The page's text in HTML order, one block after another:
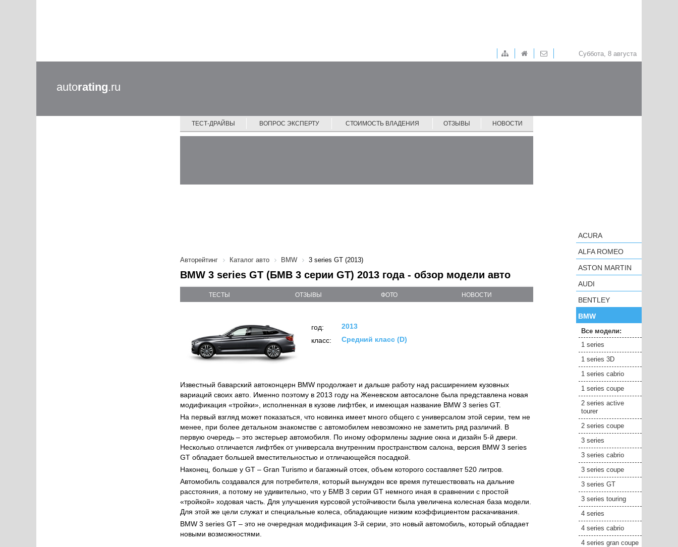
Суббота, 8 августа
autorating.ru
ТЕСТ-ДРАЙВЫ ВОПРОС ЭКСПЕРТУ СТОИМОСТЬ ВЛАДЕНИЯ ОТЗЫВЫ НОВОСТИ
Авторейтинг Каталог авто BMW 3 series GT (2013)
BMW 3 series GT (БМВ 3 серии GT) 2013 года - обзор модели авто
ТЕСТЫ ОТЗЫВЫ ФОТО НОВОСТИ
год:
2013
класс:
Средний класс (D)
Известный баварский автоконцерн BMW продолжает и дальше работу над расширением кузовных
вариаций своих авто. Именно поэтому в 2013 году на Женевском автосалоне была представлена новая
модификация «тройки», исполненная в кузове лифтбек, и имеющая название BMW 3 series GT.
На первый взгляд может показаться, что новинка имеет много общего с универсалом этой серии, тем не
менее, при более детальном знакомстве с автомобилем невозможно не заметить ряд различий. В
первую очередь – это экстерьер автомобиля. По иному оформлены задние окна и дизайн 5-й двери.
Несколько отличается лифтбек от универсала внутренним пространством салона, версия BMW 3 series
GT обладает большей вместительностью и отличающейся посадкой.
Наконец, больше у GT – Gran Turismo и багажный отсек, объем которого составляет 520 литров.
Автомобиль создавался для потребителя, который вынужден все время путешествовать на дальние
расстояния, а потому не удивительно, что у БМВ 3 серии GT немного иная в сравнении с простой
«тройкой» ходовая часть. Для улучшения курсовой устойчивости была увеличена колесная база модели.
Для этой же цели служат и специальные колеса, обладающие низким коэффициентом раскачивания.
BMW 3 series GT – это не очередная модификация 3-й серии, это новый автомобиль, который обладает
новыми возможностями.
ACURA
ALFA ROMEO
ASTON MARTIN
AUDI
BENTLEY
BMW
Все модели:
1 series
1 series 3D
1 series cabrio
1 series coupe
2 series active
tourer
2 series coupe
3 series
3 series cabrio
3 series coupe
3 series GT
3 series touring
4 series
4 series cabrio
4 series gran coupe